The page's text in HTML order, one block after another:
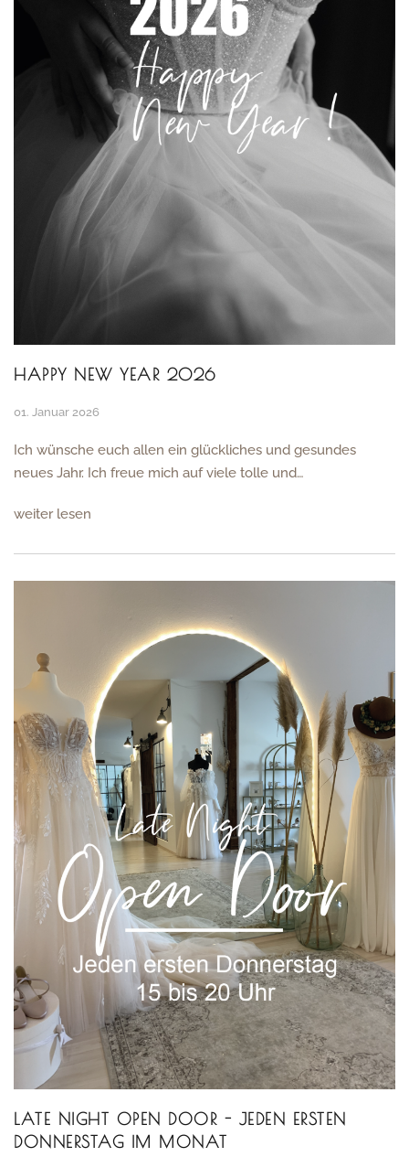
HAPPY NEW YEAR 2026
01. Januar 2026
Ich wünsche euch allen ein glückliches und gesundes
neues Jahr. Ich freue mich auf viele tolle und…
weiter lesen
LATE NIGHT OPEN DOOR - JEDEN ERSTEN
DONNERSTAG IM MONAT